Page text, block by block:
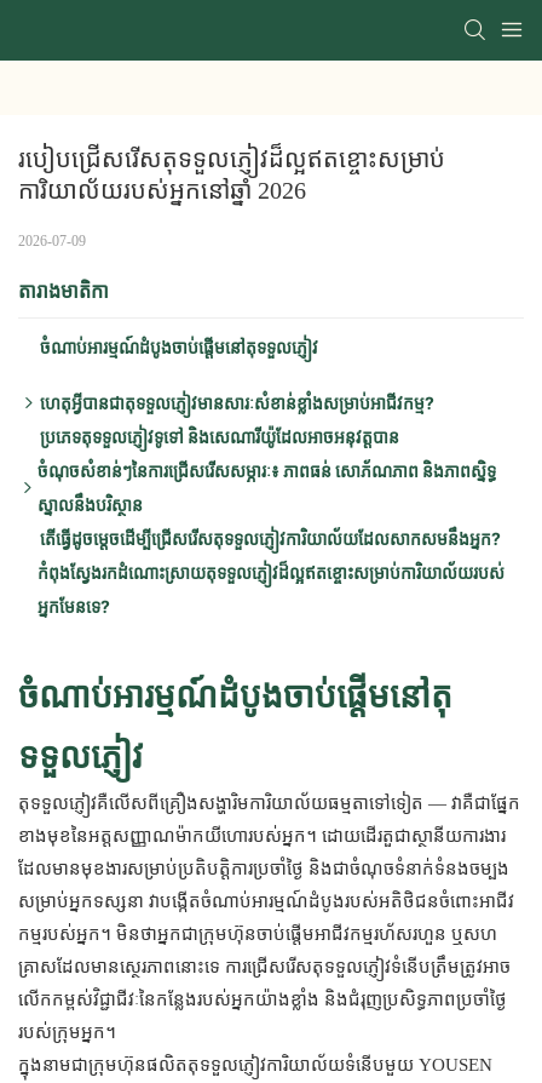
របៀបជ្រើសរើសតុទទួលភ្ញៀវដ៏ល្អឥតខ្ចោះសម្រាប់
ការិយាល័យរបស់អ្នកនៅឆ្នាំ 2026
2026-07-09
តារាងមាតិកា
ចំណាប់អារម្មណ៍ដំបូងចាប់ផ្តើមនៅតុទទួលភ្ញៀវ
ហេតុអ្វីបានជាតុទទួលភ្ញៀវមានសារៈសំខាន់ខ្លាំងសម្រាប់អាជីវកម្ម?
ចំណាប់អារម្មណ៍ដំបូងមានសារៈសំខាន់៖
មុខងារ និងប្រសិទ្ធភាព៖
សោភ័ណភាពលំហ៖
ការប្ដូរតាមបំណងម៉ាក៖
ប្រភេទតុទទួលភ្ញៀវទូទៅ និងសេណារីយ៉ូដែលអាចអនុវត្តបាន
ចំណុចសំខាន់ៗនៃការជ្រើសរើសសម្ភារៈ៖ ភាពធន់ សោភ័ណភាព និងភាពស្និទ្ធ
ស្នាលនឹងបរិស្ថាន
ការប្រៀបធៀបសម្ភារៈទូទៅ៖
តើធ្វើដូចម្តេចដើម្បីជ្រើសរើសតុទទួលភ្ញៀវការិយាល័យដែលសាកសមនឹងអ្នក?
កំពុងស្វែងរកដំណោះស្រាយតុទទួលភ្ញៀវដ៏ល្អឥតខ្ចោះសម្រាប់ការិយាល័យរបស់
អ្នកមែនទេ?
ចំណាប់អារម្មណ៍ដំបូងចាប់ផ្តើមនៅតុ
ទទួលភ្ញៀវ
តុទទួលភ្ញៀវគឺលើសពីគ្រឿងសង្ហារិមការិយាល័យធម្មតាទៅទៀត — វាគឺជាផ្នែក
ខាងមុខនៃអត្តសញ្ញាណម៉ាកយីហោរបស់អ្នក។ ដោយដើរតួជាស្ថានីយការងារ
ដែលមានមុខងារសម្រាប់ប្រតិបត្តិការប្រចាំថ្ងៃ និងជាចំណុចទំនាក់ទំនងចម្បង
សម្រាប់អ្នកទស្សនា វាបង្កើតចំណាប់អារម្មណ៍ដំបូងរបស់អតិថិជនចំពោះអាជីវ
កម្មរបស់អ្នក។ មិនថាអ្នកជាក្រុមហ៊ុនចាប់ផ្តើមអាជីវកម្មរហ័សរហួន ឬសហ
គ្រាសដែលមានស្ថេរភាពនោះទេ ការជ្រើសរើសតុទទួលភ្ញៀវទំនើបត្រឹមត្រូវអាច
លើកកម្ពស់វិជ្ជាជីវៈនៃកន្លែងរបស់អ្នកយ៉ាងខ្លាំង និងជំរុញប្រសិទ្ធភាពប្រចាំថ្ងៃ
របស់ក្រុមអ្នក។
ក្នុងនាមជាក្រុមហ៊ុនផលិតតុទទួលភ្ញៀវការិយាល័យទំនើបមួយ YOUSEN